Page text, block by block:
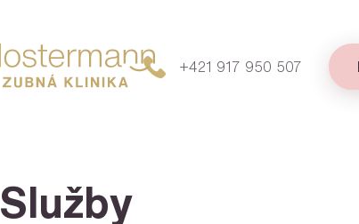
+421 917 950 507
Služby